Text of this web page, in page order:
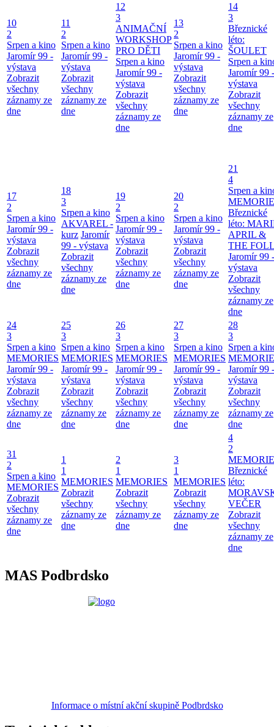
10
2
Srpen a kino
Jaromír 99 -
výstava
Zobrazit
všechny
záznamy ze
dne
11
2
Srpen a kino
Jaromír 99 -
výstava
Zobrazit
všechny
záznamy ze
dne
12
3
ANIMAČNÍ
WORKSHOP
PRO DĚTI
Srpen a kino
Jaromír 99 -
výstava
Zobrazit
všechny
záznamy ze
dne
13
2
Srpen a kino
Jaromír 99 -
výstava
Zobrazit
všechny
záznamy ze
dne
14
3
Březnické
léto:
ŠOULET
Srpen a
Jaromír 99 -
výstava
Zobrazit
všechny
záznamy ze
dne
17
2
Srpen a kino
Jaromír 99 -
výstava
Zobrazit
všechny
záznamy ze
dne
18
3
Srpen a kino
AKVAREL -
kurz Jaromír
99 - výstava
Zobrazit
všechny
záznamy ze
dne
19
2
Srpen a kino
Jaromír 99 -
výstava
Zobrazit
všechny
záznamy ze
dne
20
2
Srpen a kino
Jaromír 99 -
výstava
Zobrazit
všechny
záznamy ze
dne
21
4
Srpen a
Březnické
léto:
APRIL &
THE
Jaromír 99 -
výstava
Zobrazit
všechny
záznamy ze
dne
24
3
Srpen a kino
MEMORIES
Jaromír 99 -
výstava
Zobrazit
všechny
záznamy ze
dne
25
3
Srpen a kino
MEMORIES
Jaromír 99 -
výstava
Zobrazit
všechny
záznamy ze
dne
26
3
Srpen a kino
MEMORIES
Jaromír 99 -
výstava
Zobrazit
všechny
záznamy ze
dne
27
3
Srpen a kino
MEMORIES
Jaromír 99 -
výstava
Zobrazit
všechny
záznamy ze
dne
28
3
Srpen a
Jaromír 99 -
výstava
Zobrazit
všechny
záznamy ze
dne
31
2
Srpen a kino
MEMORIES
Zobrazit
všechny
záznamy ze
dne
1
1
MEMORIES
Zobrazit
všechny
záznamy ze
dne
2
1
MEMORIES
Zobrazit
všechny
záznamy ze
dne
3
1
MEMORIES
Zobrazit
všechny
záznamy ze
dne
4
2
Březnické
léto:
VEČER
Zobrazit
všechny
záznamy ze
dne
MAS Podbrdsko
Informace o místní akční skupině Podbrdsko